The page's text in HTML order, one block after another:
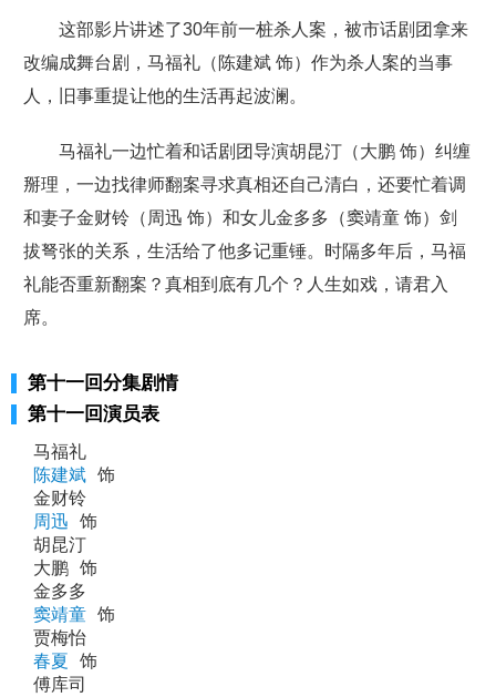
这部影片讲述了30年前一桩杀人案，被市话剧团拿来
改编成舞台剧，马福礼（陈建斌 饰）作为杀人案的当事
人，旧事重提让他的生活再起波澜。
马福礼一边忙着和话剧团导演胡昆汀（大鹏 饰）纠缠
掰理，一边找律师翻案寻求真相还自己清白，还要忙着调
和妻子金财铃（周迅 饰）和女儿金多多（窦靖童 饰）剑
拔弩张的关系，生活给了他多记重锤。时隔多年后，马福
礼能否重新翻案？真相到底有几个？人生如戏，请君入
席。
第十一回分集剧情
第十一回演员表
马福礼
陈建斌 饰
金财铃
周迅
饰
胡昆汀
大鹏 饰
金多多
窦靖童 饰
贾梅怡
春夏
饰
傅库司